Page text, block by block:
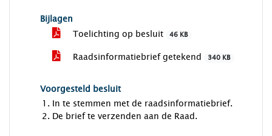
Bijlagen
Toelichting op besluit
46 KB
Raadsinformatiebrief getekend 340 KB
Voorgesteld besluit
In te stemmen met de raadsinformatiebrief.
De brief te verzenden aan de Raad.